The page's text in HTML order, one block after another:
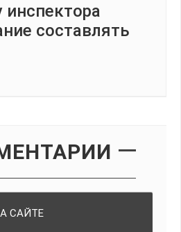
инспектора
составлять
САЙТЕ